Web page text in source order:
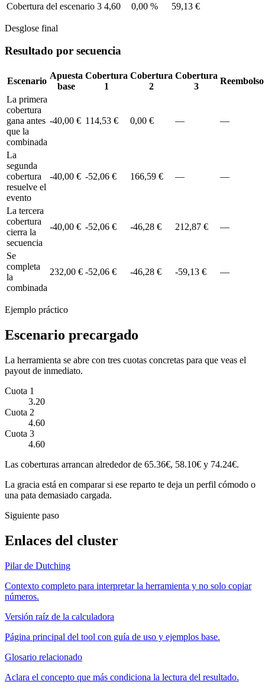
Cobertura del escenario 3 4,60 0,00 % 59,13 €
Desglose final
Resultado por secuencia
Escenario
Apuesta
base
Cobertura
1
Cobertura
2
Cobertura
3
Reembolso
La primera
cobertura
gana antes
que la
combinada
-40,00 € 114,53 € 0,00 € — —
La
segunda
cobertura
resuelve el
evento
-40,00 € -52,06 € 166,59 € — —
La tercera
cobertura
cierra la
secuencia
-40,00 € -52,06 € -46,28 € 212,87 € —
Se
completa
la
combinada
232,00 € -52,06 € -46,28 € -59,13 € —
Ejemplo práctico
Escenario precargado
La herramienta se abre con tres cuotas concretas para que veas el
payout de inmediato.
Cuota 1
3.20
Cuota 2
4.60
Cuota 3
4.60
Las coberturas arrancan alrededor de 65.36€, 58.10€ y 74.24€.
La gracia está en comparar si ese reparto te deja un perfil cómodo o
una pata demasiado cargada.
Siguiente paso
Enlaces del cluster
Pilar de Dutching
Contexto completo para interpretar la herramienta y no solo copiar
números.
Versión raíz de la calculadora
Página principal del tool con guía de uso y ejemplos base.
Glosario relacionado
Aclara el concepto que más condiciona la lectura del resultado.